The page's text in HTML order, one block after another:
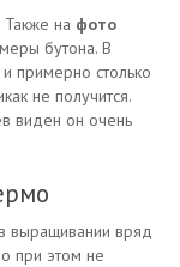
Также на фото
бутона. В
примерно столько
не получится.
виден он очень
выращивании вряд
при этом не